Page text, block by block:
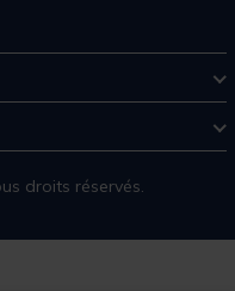
droits réservés.